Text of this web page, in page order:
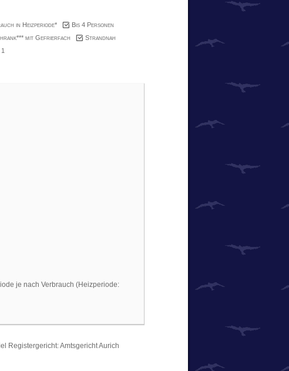
in Heizperiode*
Bis 4 Personen
mit Gefrierfach
Strandnah
je nach Verbrauch (Heizperiode:
Registergericht: Amtsgericht Aurich